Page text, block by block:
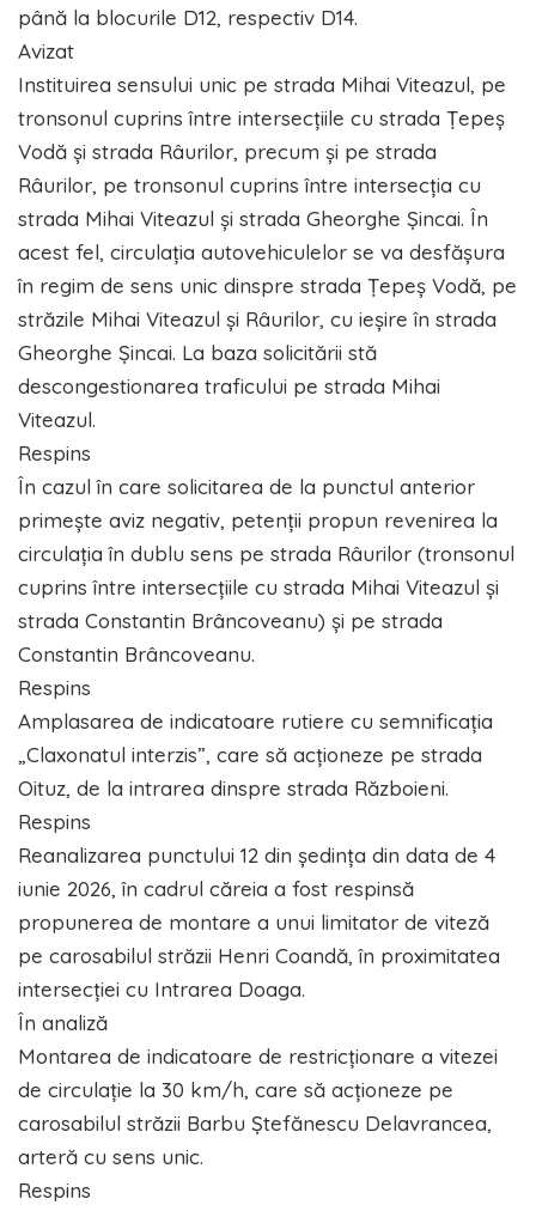
până la blocurile D12, respectiv D14.
Avizat
Instituirea sensului unic pe strada Mihai Viteazul, pe
tronsonul cuprins între intersecțiile cu strada Țepeș
Vodă și strada Râurilor, precum și pe strada
Râurilor, pe tronsonul cuprins între intersecția cu
strada Mihai Viteazul și strada Gheorghe Șincai. În
acest fel, circulația autovehiculelor se va desfășura
în regim de sens unic dinspre strada Țepeș Vodă, pe
străzile Mihai Viteazul și Râurilor, cu ieșire în strada
Gheorghe Șincai. La baza solicitării stă
descongestionarea traficului pe strada Mihai
Viteazul.
Respins
În cazul în care solicitarea de la punctul anterior
primește aviz negativ, petenții propun revenirea la
circulația în dublu sens pe strada Râurilor (tronsonul
cuprins între intersecțiile cu strada Mihai Viteazul și
strada Constantin Brâncoveanu) și pe strada
Constantin Brâncoveanu.
Respins
Amplasarea de indicatoare rutiere cu semnificația
„Claxonatul interzis”, care să acționeze pe strada
Oituz, de la intrarea dinspre strada Războieni.
Respins
Reanalizarea punctului 12 din ședința din data de 4
iunie 2026, în cadrul căreia a fost respinsă
propunerea de montare a unui limitator de viteză
pe carosabilul străzii Henri Coandă, în proximitatea
intersecției cu Intrarea Doaga.
În analiză
Montarea de indicatoare de restricționare a vitezei
de circulație la 30 km/h, care să acționeze pe
carosabilul străzii Barbu Ștefănescu Delavrancea,
arteră cu sens unic.
Respins